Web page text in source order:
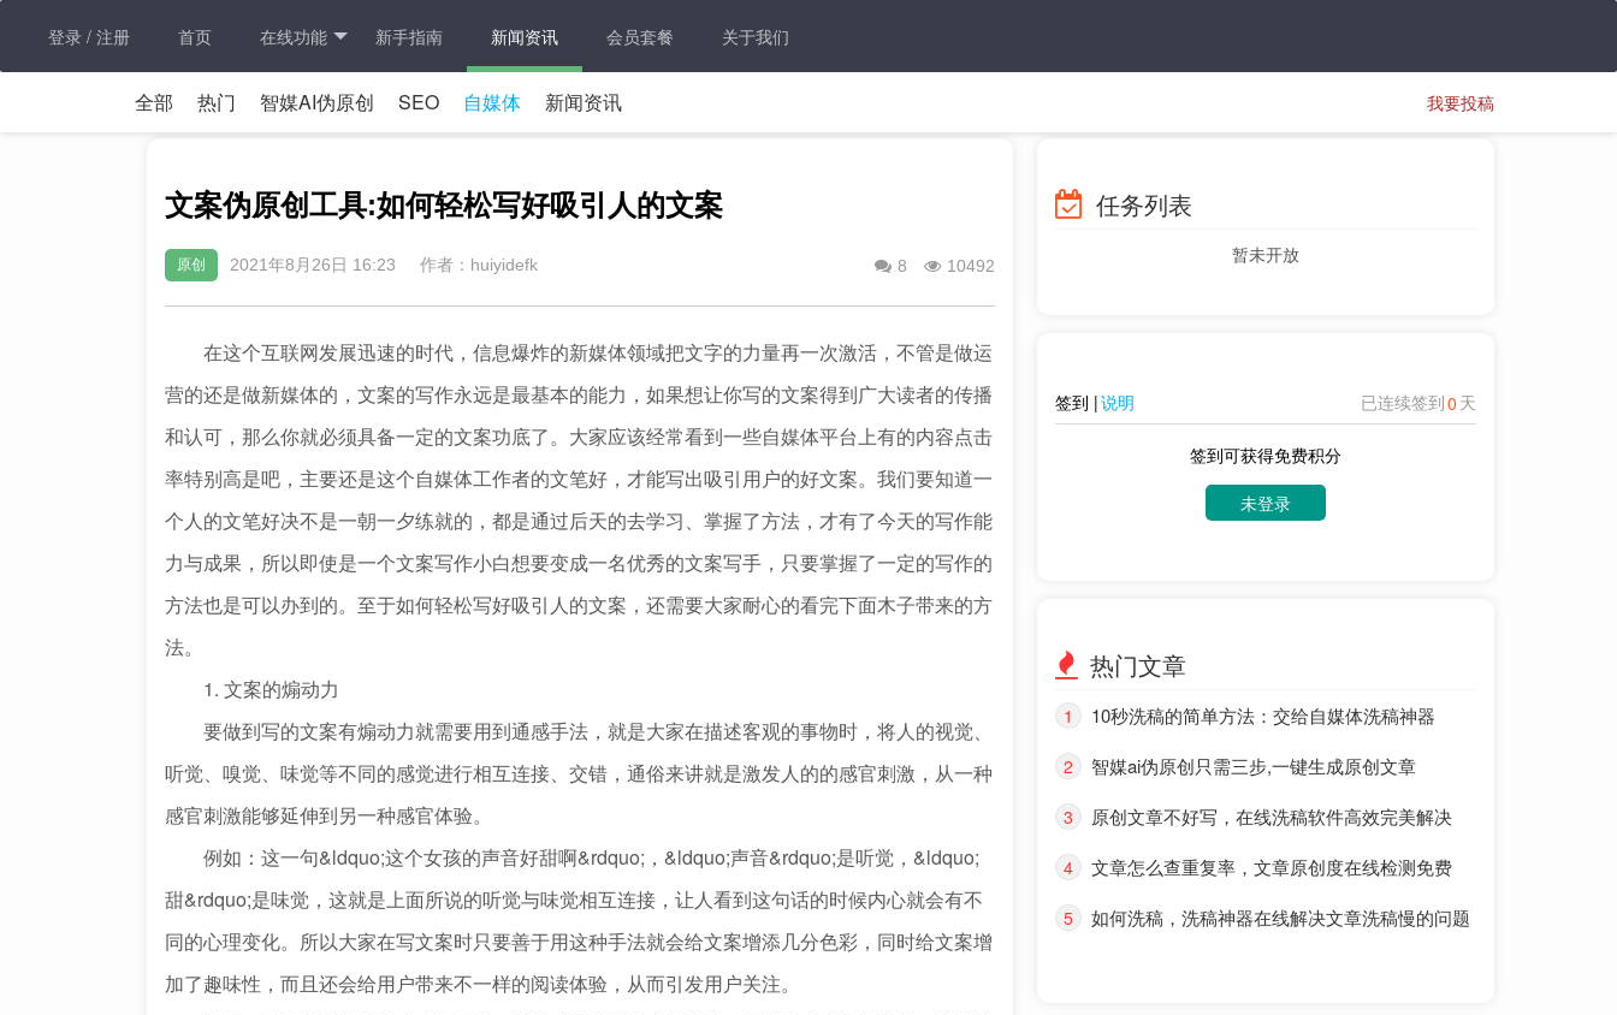
登录 / 注册 首页 在线功能 新手指南 新闻资讯 会员套餐 关于我们
全部 热门 智媒AI伪原创 SEO 自媒体 新闻资讯 我要投稿
文案伪原创工具:如何轻松写好吸引人的文案
原创 2021年8月26日 16:23 作者：huiyidefk 8 10492
在这个互联网发展迅速的时代，信息爆炸的新媒体领域把文字的力量再一次激活，不管是做运
营的还是做新媒体的，文案的写作永远是最基本的能力，如果想让你写的文案得到广大读者的传播
和认可，那么你就必须具备一定的文案功底了。大家应该经常看到一些自媒体平台上有的内容点击
率特别高是吧，主要还是这个自媒体工作者的文笔好，才能写出吸引用户的好文案。我们要知道一
个人的文笔好决不是一朝一夕练就的，都是通过后天的去学习、掌握了方法，才有了今天的写作能
力与成果，所以即使是一个文案写作小白想要变成一名优秀的文案写手，只要掌握了一定的写作的
方法也是可以办到的。至于如何轻松写好吸引人的文案，还需要大家耐心的看完下面木子带来的方
法。
1. 文案的煽动力
要做到写的文案有煽动力就需要用到通感手法，就是大家在描述客观的事物时，将人的视觉、
听觉、嗅觉、味觉等不同的感觉进行相互连接、交错，通俗来讲就是激发人的的感官刺激，从一种
感官刺激能够延伸到另一种感官体验。
例如：这一句&ldquo;这个女孩的声音好甜啊&rdquo;，&ldquo;声音&rdquo;是听觉，&ldquo;
甜&rdquo;是味觉，这就是上面所说的听觉与味觉相互连接，让人看到这句话的时候内心就会有不
同的心理变化。所以大家在写文案时只要善于用这种手法就会给文案增添几分色彩，同时给文案增
加了趣味性，而且还会给用户带来不一样的阅读体验，从而引发用户关注。
任务列表
暂未开放
签到 |说明 已连续签到0 天
签到可获得免费积分
未登录
热门文章
1 10秒洗稿的简单方法：交给自媒体洗稿神器
2 智媒ai伪原创只需三步,一键生成原创文章
3 原创文章不好写，在线洗稿软件高效完美解决
4 文章怎么查重复率，文章原创度在线检测免费
5 如何洗稿，洗稿神器在线解决文章洗稿慢的问题